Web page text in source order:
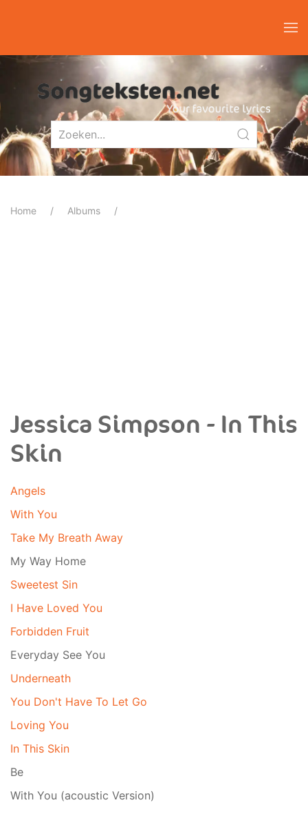
Home Albums
Jessica Simpson - In This
Skin
Angels
With You
Take My Breath Away
My Way Home
Sweetest Sin
I Have Loved You
Forbidden Fruit
Everyday See You
Underneath
You Don't Have To Let Go
Loving You
In This Skin
Be
With You (acoustic Version)